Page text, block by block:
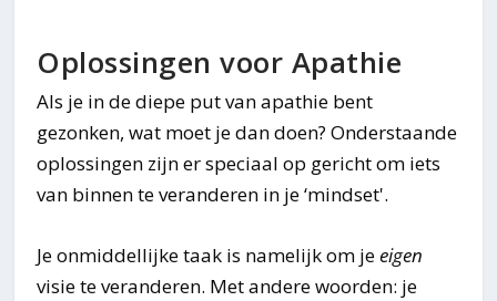
Oplossingen voor Apathie
Als je in de diepe put van apathie bent
gezonken, wat moet je dan doen? Onderstaande
oplossingen zijn er speciaal op gericht om iets
van binnen te veranderen in je ‘mindset'.
Je onmiddellijke taak is namelijk om jeeigen
visie te veranderen. Met andere woorden: je